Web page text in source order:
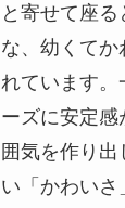
寄せて座る
、幼くてか
ています
ズに安定感
気を作り出
「かわいさ